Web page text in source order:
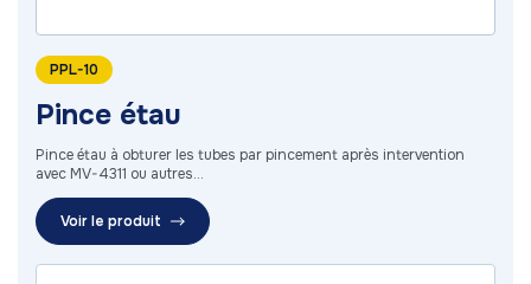
PPL-10
Pince étau
Pince étau à obturer les tubes par pincement après intervention
avec MV-4311 ou autres...
Voir le produit